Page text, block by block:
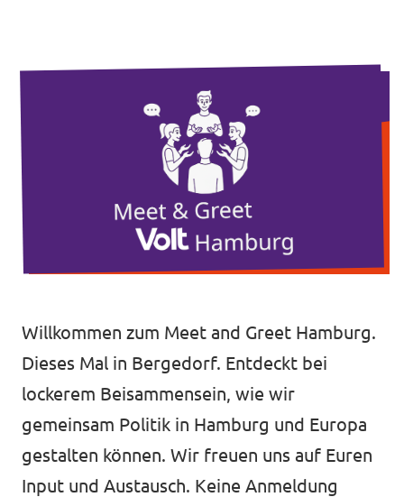
Triff uns an Infoständen!
Mache bei uns mit!
Deine Spende für Volt!
Hamburger Fraktionen
Jetzt mitmachen!
Willkommen zum Meet and Greet Hamburg.
Dieses Mal in Bergedorf. Entdeckt bei
lockerem Beisammensein, wie wir
gemeinsam Politik in Hamburg und Europa
gestalten können. Wir freuen uns auf Euren
Input und Austausch. Keine Anmeldung